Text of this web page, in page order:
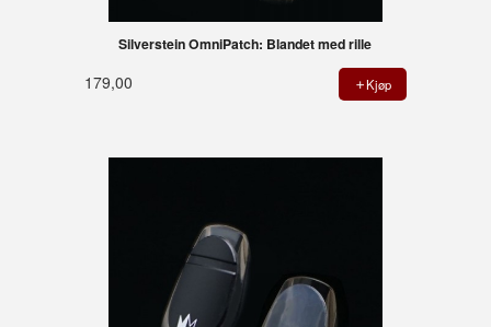
Silverstein OmniPatch: Blandet med rille
179,00 Kjøp